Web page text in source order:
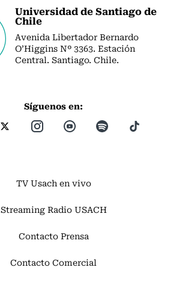
Universidad de Santiago de
Chile
Avenida Libertador Bernardo
O’Higgins Nº 3363. Estación
Central. Santiago. Chile.
Síguenos en:
TV Usach en vivo
Streaming Radio USACH
Contacto Prensa
Contacto Comercial